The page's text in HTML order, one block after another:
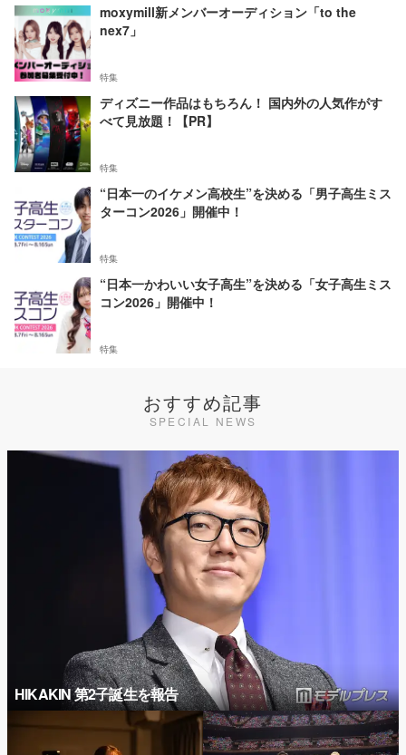
moxymill新メンバーオーディション「to the
nex7」
特集
ディズニー作品はもちろん！ 国内外の人気作がす
べて見放題！【PR】
特集
“日本一のイケメン高校生”を決める「男子高生ミス
ターコン2026」開催中！
特集
“日本一かわいい女子高生”を決める「女子高生ミス
コン2026」開催中！
特集
おすすめ記事
SPECIAL NEWS
HIKAKIN 第2子誕生を報告